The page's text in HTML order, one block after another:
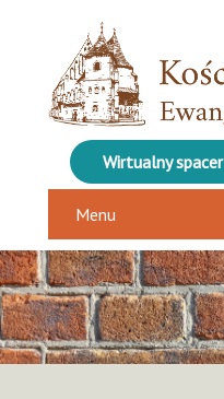
Wirtualny spacer
Menu